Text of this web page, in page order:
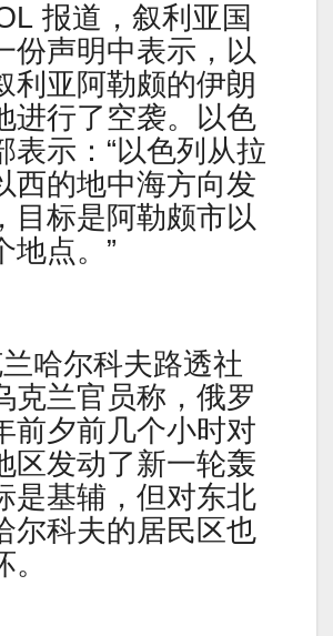
报道，叙利亚国
份声明中表示，以
利亚阿勒颇的伊朗
进行了空袭。以色
表示：“以色列从拉
西的地中海方向发
目标是阿勒颇市以
地点。”
哈尔科夫路透社
克兰官员称，俄罗
前夕前几个小时对
区发动了新一轮轰
是基辅，但对东北
尔科夫的居民区也